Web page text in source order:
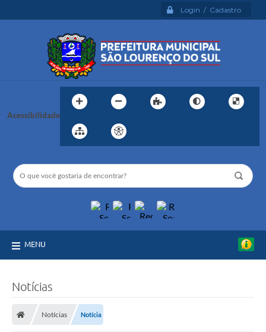
Login / Cadastro
Acessibilidade
MENU
Notícias
Notícias Notícia